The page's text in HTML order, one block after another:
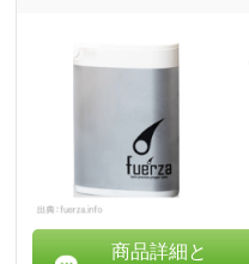
商品詳細と